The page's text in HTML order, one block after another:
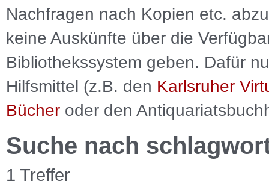
Nachfragen nach Kopien etc.
keine Auskünfte über die
Bibliothekssystem geben. Dafür
Hilfsmittel (z.B. den Karlsruher
Bücher oder den
Suche nach
1 Treffer